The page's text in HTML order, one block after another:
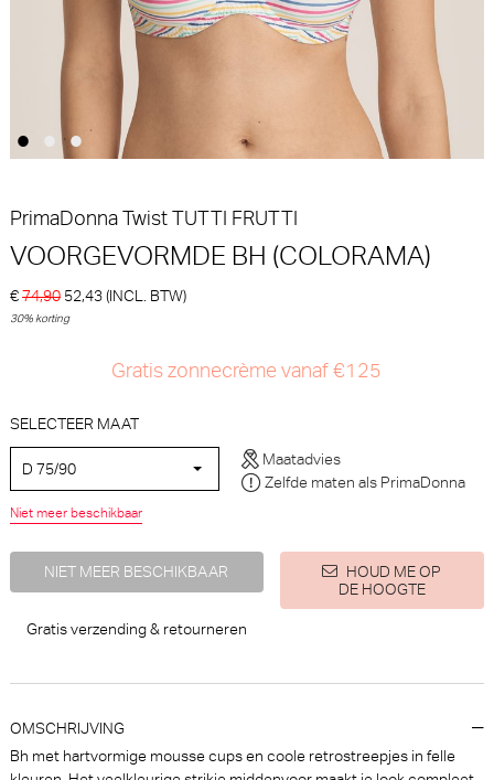
Marie Jo
99,90
PrimaDonna
€ 79,90
PrimaDonna Salerno String -
Luxestring (Evening Red)
30% korting
PrimaDonna
€ 74,90
Marie Jo
PrimaDonna TwistTUTTI FRUTTI
VOORGEVORMDE BH (COLORAMA)
€74,90 52,43(INCL. BTW)
30% korting
Gratis zonnecrème vanaf €125
SELECTEER MAAT
D 75/90
Maatadvies
Zelfde maten als PrimaDonna
Niet meer beschikbaar
NIET MEER BESCHIKBAAR
HOUD ME OP
DE HOOGTE
Gratis verzending & retourneren
OMSCHRIJVING
Bh met hartvormige mousse cups en coole retrostreepjes in felle